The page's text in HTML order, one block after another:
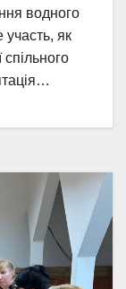
водного
участь, як
спільного